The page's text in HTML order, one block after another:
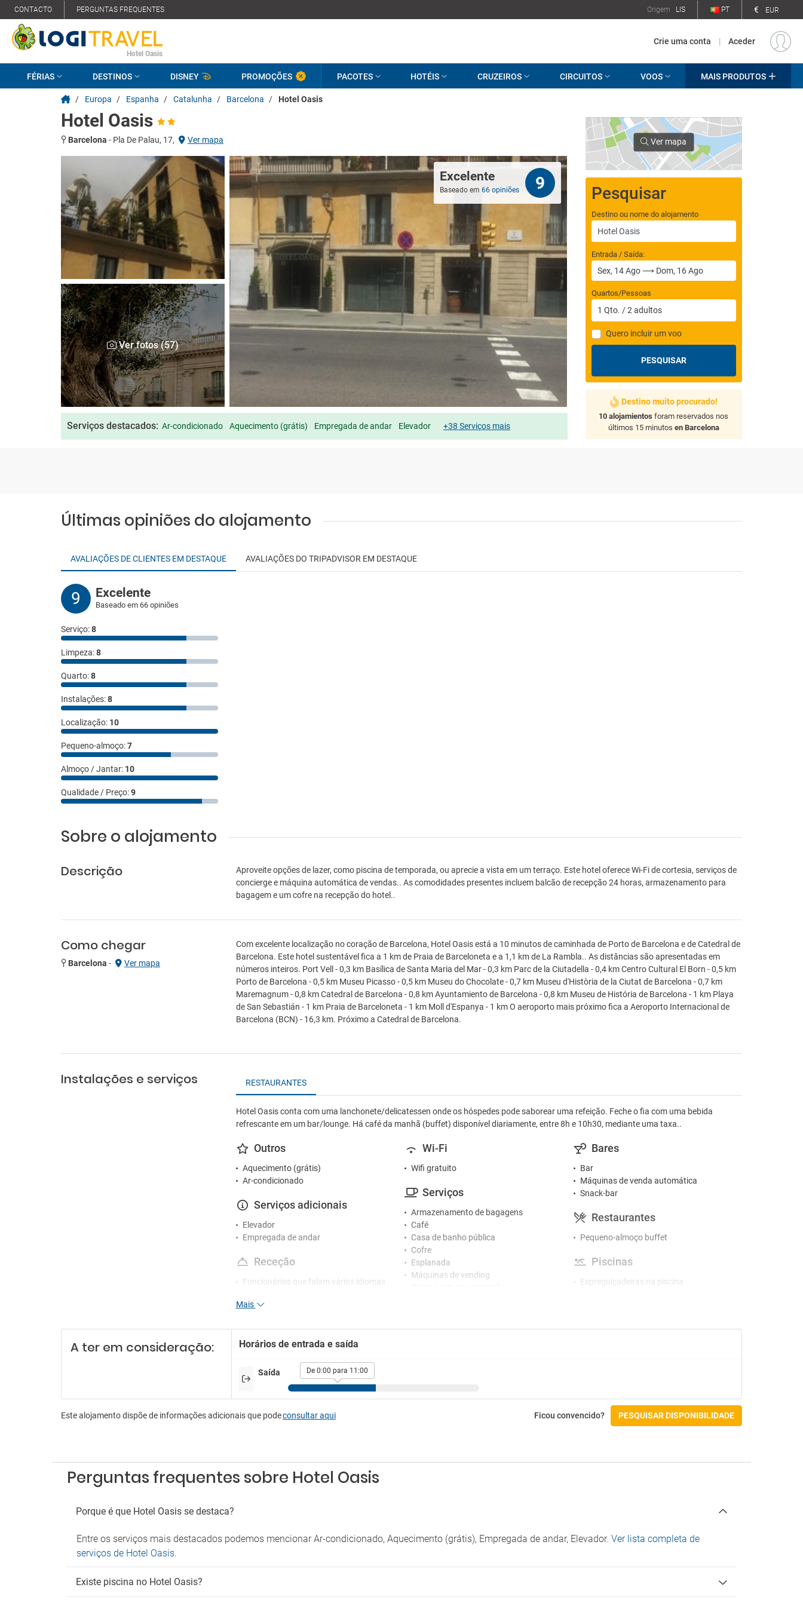
CONTACTO PERGUNTAS FREQUENTES Origem LIS PT € EUR
Hotel Oasis
Crie uma conta | Aceder
FÉRIAS DESTINOS DISNEY PROMOÇÕES PACOTES HOTÉIS CRUZEIROS CIRCUITOS VOOS MAIS PRODUTOS
/ Europa / Espanha / Catalunha / Barcelona / Hotel Oasis
Hotel Oasis
Barcelona - Pla De Palau, 17, Ver mapa
Ver fotos (57)
Excelente
Baseado em66 opiniões 9
Serviços destacados: Ar-condicionado Aquecimento (grátis) Empregada de andar Elevador +38 Serviços mais
Ver mapa
Pesquisar
Destino ou nome do alojamento
Entrada / Saída:
Quartos/Pessoas
1 Qto. /2 adultos
Quero incluir um voo
PESQUISAR
Destino muito procurado!
10 alojamientos foram reservados nos
últimos 15 minutos en Barcelona
Últimas opiniões do alojamento
AVALIAÇÕES DE CLIENTES EM DESTAQUE AVALIAÇÕES DO TRIPADVISOR EM DESTAQUE
9 Excelente
Baseado em 66 opiniões
Serviço:8
Limpeza:8
Quarto:8
Instalações:8
Localização: 10
Pequeno-almoço:7
Almoço / Jantar: 10
Qualidade / Preço:9
Sobre o alojamento
Descrição
Aproveite opções de lazer, como piscina de temporada, ou aprecie a vista em um terraço. Este hotel oferece Wi-Fi de cortesia, serviços de
concierge e máquina automática de vendas.. As comodidades presentes incluem balcão de recepção 24 horas, armazenamento para
bagagem e um cofre na recepção do hotel..
Como chegar
Barcelona - Ver mapa
Com excelente localização no coração de Barcelona, Hotel Oasis está a 10 minutos de caminhada de Porto de Barcelona e de Catedral de
Barcelona. Este hotel sustentável fica a 1 km de Praia de Barceloneta e a 1,1 km de La Rambla.. As distâncias são apresentadas em
números inteiros. Port Vell - 0,3 km Basílica de Santa Maria del Mar - 0,3 km Parc de la Ciutadella - 0,4 km Centro Cultural El Born - 0,5 km
Porto de Barcelona - 0,5 km Museu Picasso - 0,5 km Museu do Chocolate - 0,7 km Museu d'Història de la Ciutat de Barcelona - 0,7 km
Maremagnum - 0,8 km Catedral de Barcelona - 0,8 km Ayuntamiento de Barcelona - 0,8 km Museu de História de Barcelona - 1 km Playa
de San Sebastián - 1 km Praia de Barceloneta - 1 km Moll d'Espanya - 1 km O aeroporto mais próximo fica a Aeroporto Internacional de
Barcelona (BCN) - 16,3 km. Próximo a Catedral de Barcelona.
Instalações e serviços RESTAURANTES
Hotel Oasis conta com uma lanchonete/delicatessen onde os hóspedes pode saborear uma refeição. Feche o fia com uma bebida
refrescante em um bar/lounge. Há café da manhã (buffet) disponível diariamente, entre 8h e 10h30, mediante uma taxa..
Outros
Aquecimento (grátis)
Ar-condicionado
Serviços adicionais
Elevador
Empregada de andar
Receção
Funcionários que falam vários idiomas
Serviço de concierge
Estacionamento
Parque de estacionamento próximo
Fumadores
Wi-Fi
Wifi gratuito
Serviços
Armazenamento de bagagens
Café
Casa de banho pública
Cofre
Esplanada
Máquinas de vending
Venda de entradas
Bares
Bar
Máquinas de venda automática
Snack-bar
Restaurantes
Pequeno-almoço buffet
Piscinas
Espreguiçadeiras na piscina
Mais
A ter em consideração: Horários de entrada e saída
Saída De 0:00 para 11:00
Este alojamento dispõe de informações adicionais que podeconsultar aqui Ficou convencido? PESQUISAR DISPONIBILIDADE
Perguntas frequentes sobre Hotel Oasis
Porque é que Hotel Oasis se destaca?
Entre os serviços mais destacados podemos mencionar Ar-condicionado, Aquecimento (grátis), Empregada de andar, Elevador. Ver lista completa de
serviços de Hotel Oasis.
Existe piscina no Hotel Oasis?